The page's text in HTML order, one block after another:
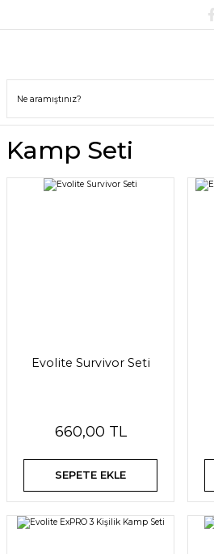
Kamp Seti
Evolite Survivor Seti
660,00 TL
SEPETE EKLE